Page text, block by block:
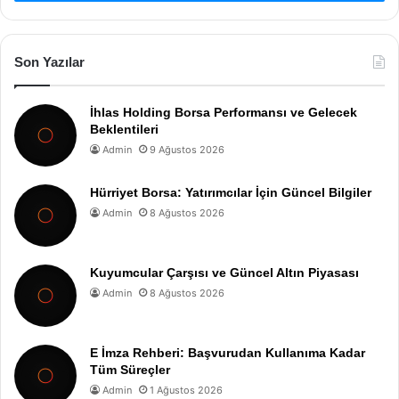
Son Yazılar
İhlas Holding Borsa Performansı ve Gelecek
Beklentileri
Admin 9 Ağustos 2026
Hürriyet Borsa: Yatırımcılar İçin Güncel Bilgiler
Admin 8 Ağustos 2026
Kuyumcular Çarşısı ve Güncel Altın Piyasası
Admin 8 Ağustos 2026
E İmza Rehberi: Başvurudan Kullanıma Kadar
Tüm Süreçler
Admin 1 Ağustos 2026